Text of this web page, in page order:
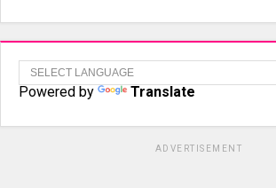
Powered by Translate
ADVERTISEMENT